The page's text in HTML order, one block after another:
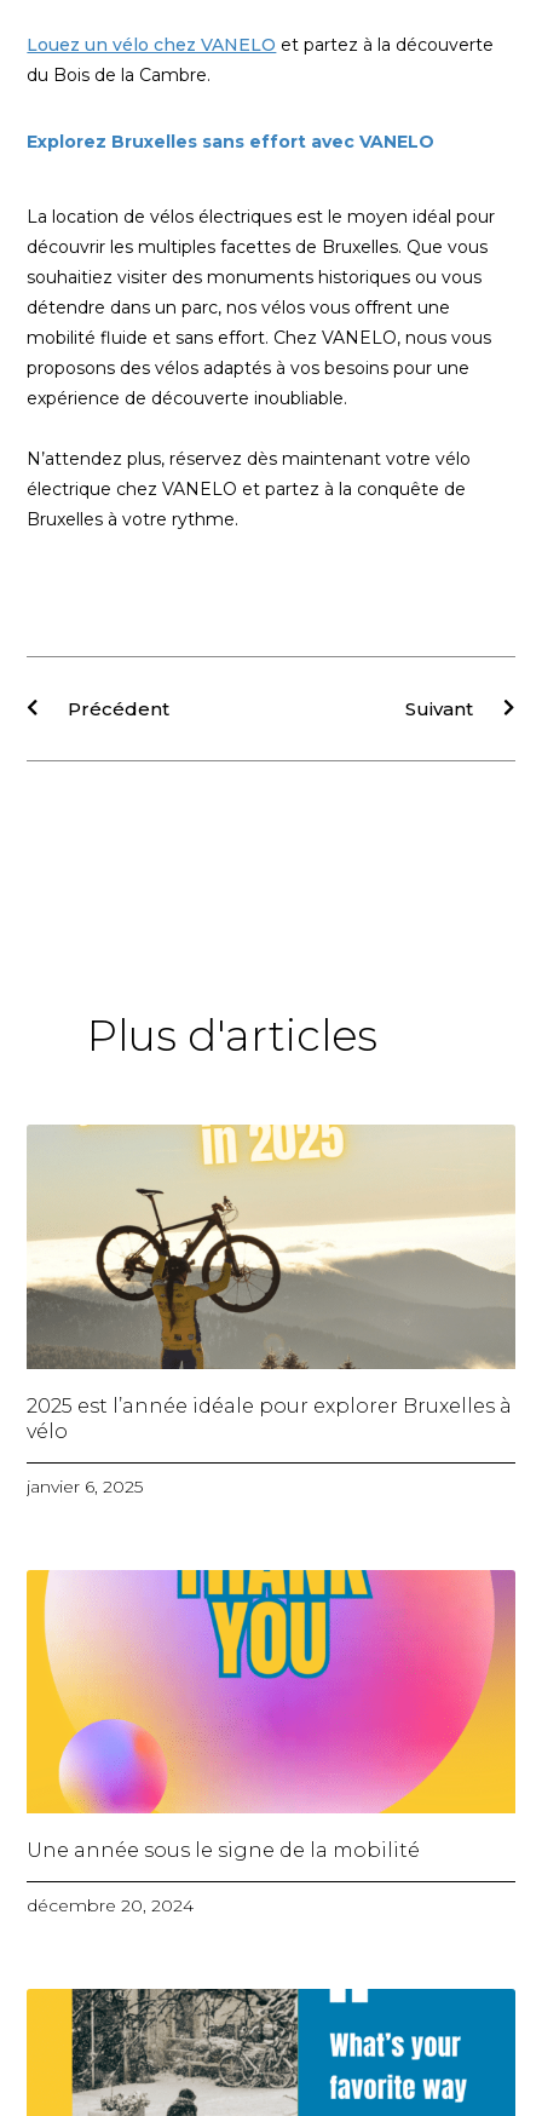
Louez un vélo chez VANELO et partez à la découverte
du Bois de la Cambre.
Explorez Bruxelles sans effort avec VANELO
La location de vélos électriques est le moyen idéal pour
découvrir les multiples facettes de Bruxelles. Que vous
souhaitiez visiter des monuments historiques ou vous
détendre dans un parc, nos vélos vous offrent une
mobilité fluide et sans effort. Chez VANELO, nous vous
proposons des vélos adaptés à vos besoins pour une
expérience de découverte inoubliable.
N’attendez plus, réservez dès maintenant votre vélo
électrique chez VANELO et partez à la conquête de
Bruxelles à votre rythme.
Précédent Suivant
Plus d'articles
2025 est l’année idéale pour explorer Bruxelles à
vélo
janvier 6, 2025
Une année sous le signe de la mobilité
décembre 20, 2024